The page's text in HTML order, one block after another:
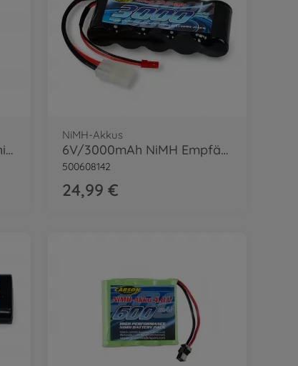
9,6V/600mAh NiMH Amphi Power Mini-Tam.
NiMH-Akkus
6V/3000mAh NiMH Empfängerakku TAM/BEC
500608142
24,99 €